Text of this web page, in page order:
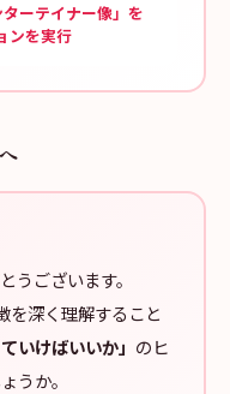
ーテイナー像」を
ンを実行
うございます。
を深く理解すること
いけばいいか」 のヒ
うか。